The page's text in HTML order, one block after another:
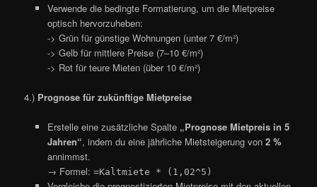
Verwende die bedingte Formatierung, um die Mietpreise
optisch hervorzuheben:
-> Grün für günstige Wohnungen (unter 7 €/m²)
-> Gelb für mittlere Preise (7–10 €/m²)
-> Rot für teure Mieten (über 10 €/m²)
4.) Prognose für zukünftige Mietpreise
Erstelle eine zusätzliche Spalte „Prognose Mietpreis in 5
Jahren“, indem du eine jährliche Mietsteigerung von 2 %
annimmst.
→ Formel: =Kaltmiete * (1,02^5)